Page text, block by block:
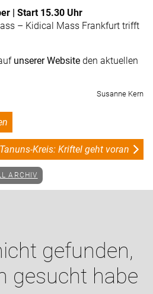
| Start 15.30 Uhr
– Kidical Mass Frankfurt trifft
unserer Website den aktuellen
Susanne Kern
Kreis: Kriftel geht voran
ARCHIV
gefunden,
gesucht habe